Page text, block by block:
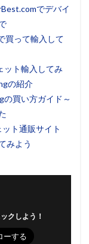
でデバイ
買って輸入して
ット輸入してみ
の紹介
の買い方ガイド～
ト通販サイト
みよう
クしよう！